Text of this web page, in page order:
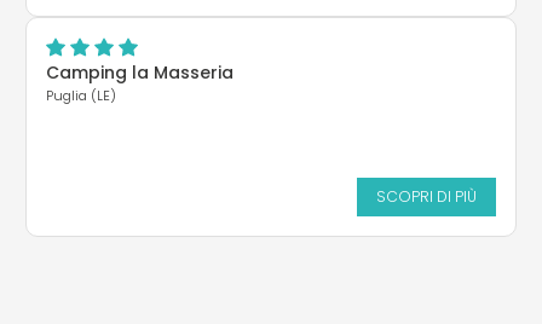
Camping la Masseria
Puglia (LE)
SCOPRI DI PIÙ